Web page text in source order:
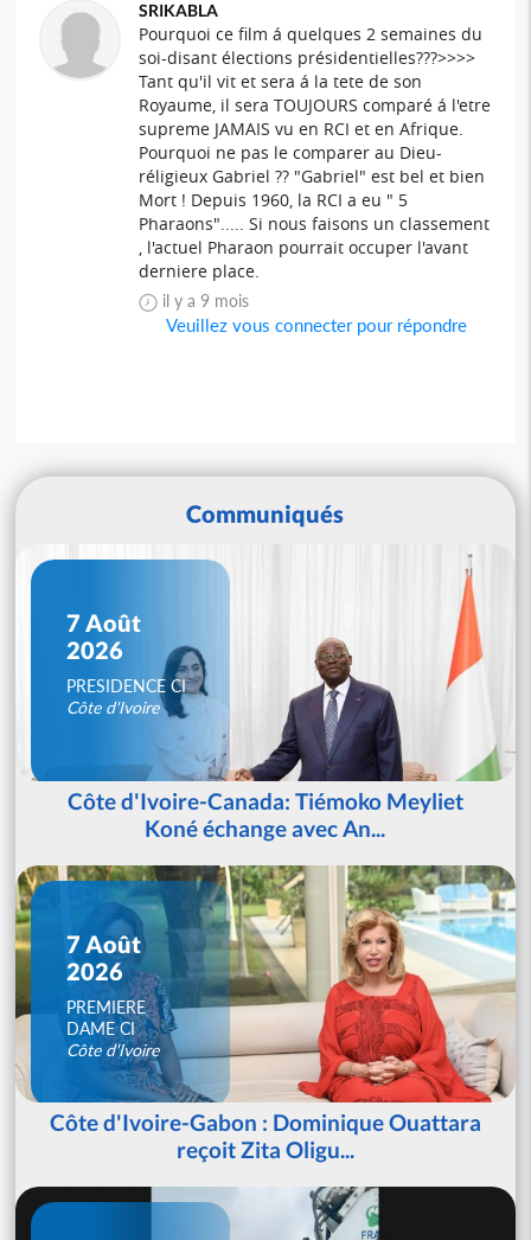
SRIKABLA
Pourquoi ce film á quelques 2 semaines du
soi-disant élections présidentielles???>>>>
Tant qu'il vit et sera á la tete de son
Royaume, il sera TOUJOURS comparé á l'etre
supreme JAMAIS vu en RCI et en Afrique.
Pourquoi ne pas le comparer au Dieu-
réligieux Gabriel ?? "Gabriel" est bel et bien
Mort ! Depuis 1960, la RCI a eu " 5
Pharaons"..... Si nous faisons un classement
, l'actuel Pharaon pourrait occuper l'avant
derniere place.
il y a 9 mois
Veuillez vous connecter pour répondre
Communiqués
7 Août
2026
PRESIDENCE CI
Côte d'Ivoire
Côte d'Ivoire-Canada: Tiémoko Meyliet
Koné échange avec An...
7 Août
2026
PREMIERE
DAME CI
Côte d'Ivoire
Côte d'Ivoire-Gabon : Dominique Ouattara
reçoit Zita Oligu...